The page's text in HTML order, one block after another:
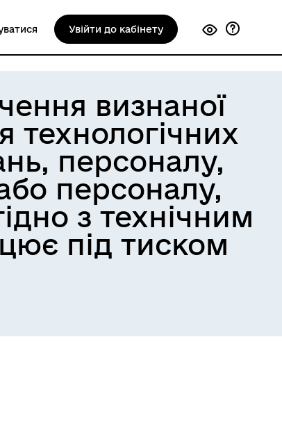
Увійти до кабінету
визнаної
технологічних
персоналу,
персоналу,
з технічним
під тиском